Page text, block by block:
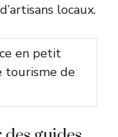
locaux.
en petit
tourisme de